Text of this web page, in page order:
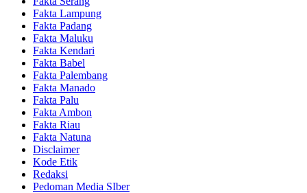
Fakta Lampung
Fakta Padang
Fakta Maluku
Fakta Kendari
Fakta Babel
Fakta Palembang
Fakta Manado
Fakta Palu
Fakta Ambon
Fakta Riau
Fakta Natuna
Disclaimer
Kode Etik
Redaksi
Pedoman Media SIber